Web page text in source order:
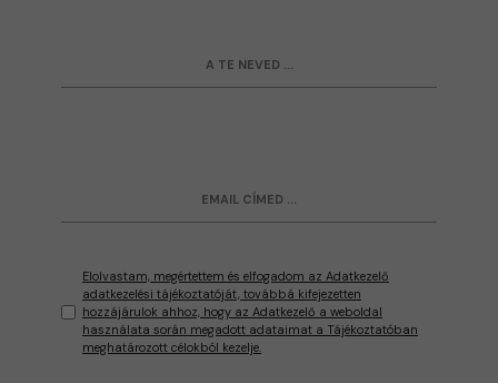
Elolvastam, megértettem és elfogadom az Adatkezelő
adatkezelési tájékoztatóját, továbbá kifejezetten
hozzájárulok ahhoz, hogy az Adatkezelő a weboldal
használata során megadott adataimat a Tájékoztatóban
meghatározott célokból kezelje.